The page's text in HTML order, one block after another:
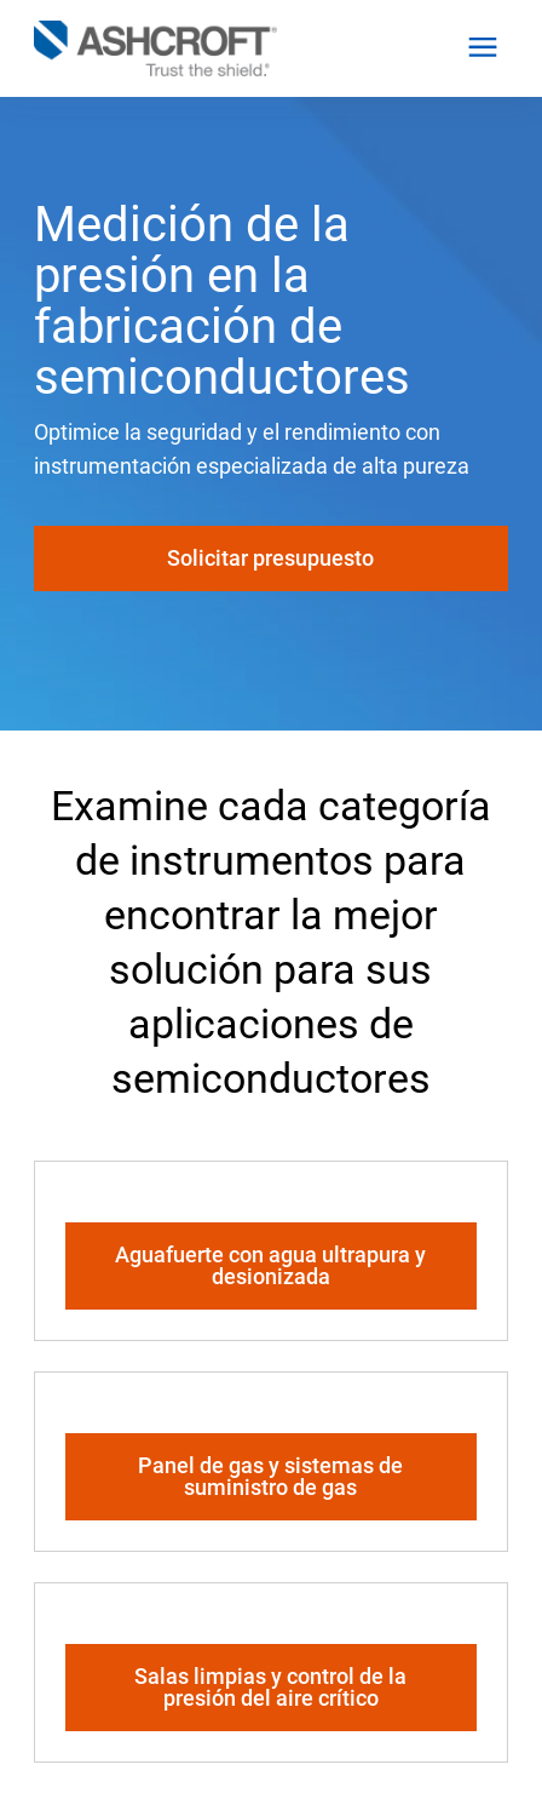
Industrias
Seleccione una zona geográfica
Póngase en contacto
Medición de la
presión en la
fabricación de
semiconductores
Optimice la seguridad y el rendimiento con
instrumentación especializada de alta pureza
Solicitar presupuesto
Examine cada categoría
de instrumentos para
encontrar la mejor
solución para sus
aplicaciones de
semiconductores
Aguafuerte con agua ultrapura y
desionizada
Panel de gas y sistemas de
suministro de gas
Salas limpias y control de la
presión del aire crítico